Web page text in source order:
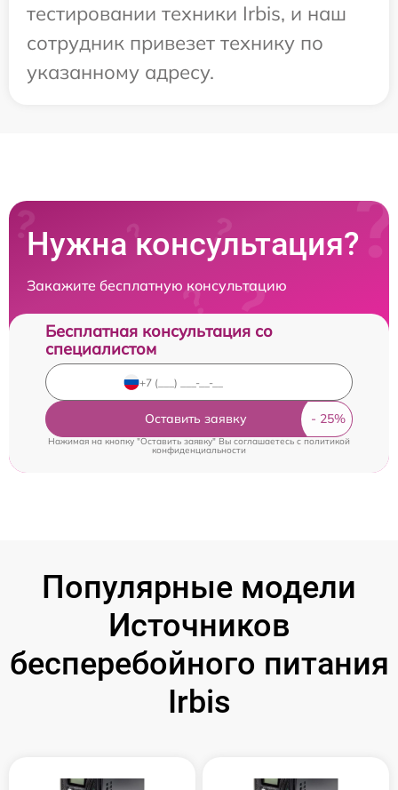
тестировании техники Irbis, и наш
сотрудник привезет технику по
указанному адресу.
Нужна консультация?
Закажите бесплатную консультацию
Бесплатная консультация со
специалистом
Оставить заявку
Нажимая на кнопку "Оставить заявку" Вы соглашаетесь c политикой
конфиденциальности
Популярные модели
Источников
бесперебойного питания
Irbis